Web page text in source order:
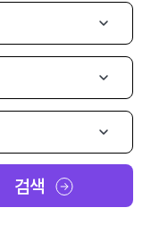
검색